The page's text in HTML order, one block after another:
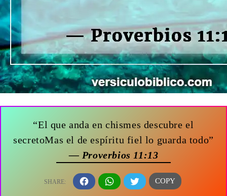
“El que anda en chismes descubre el
secretoMas el de espíritu fiel lo guarda todo”
— Proverbios 11:13